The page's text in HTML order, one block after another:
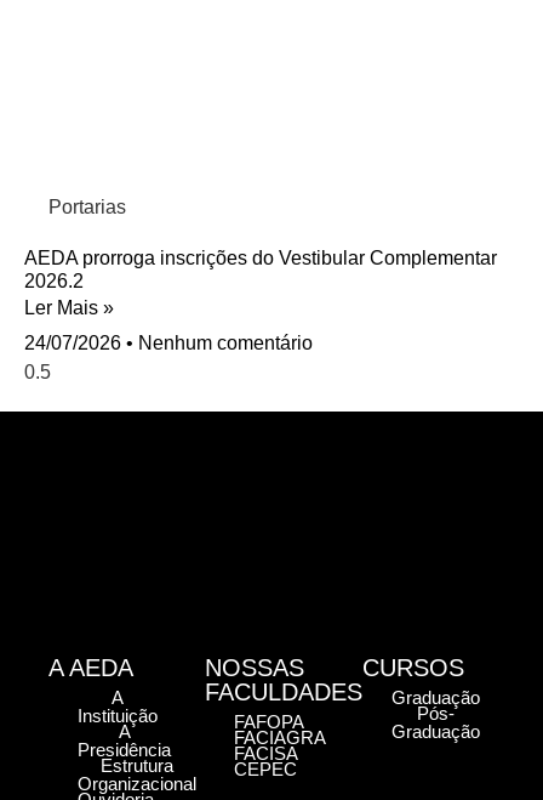
Portarias
AEDA prorroga inscrições do Vestibular Complementar
2026.2
Ler Mais »
24/07/2026
Nenhum comentário
A AEDA
A
Instituição
A
Presidência
Estrutura
Organizacional
NOSSAS
FACULDADES
FAFOPA
FACIAGRA
FACISA
CEPEC
CURSOS
Graduação
Pós-
Graduação